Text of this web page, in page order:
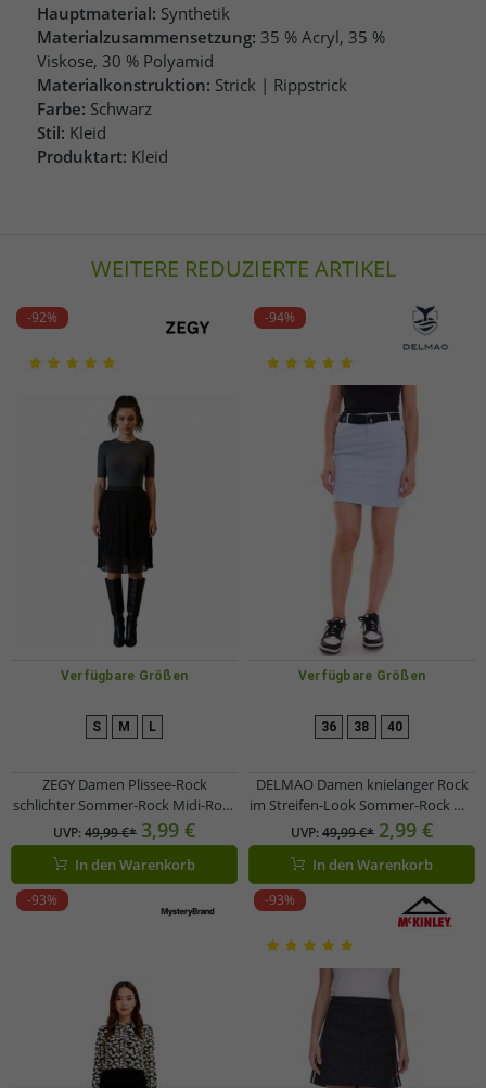
Hauptmaterial: Synthetik
Materialzusammensetzung: 35 % Acryl, 35 %
Viskose, 30 % Polyamid
Materialkonstruktion: Strick | Rippstrick
Farbe: Schwarz
Stil: Kleid
Produktart: Kleid
WEITERE REDUZIERTE ARTIKEL
-92%
Verfügbare Größen
S M L
ZEGY Damen Plissee-Rock
schlichter Sommer-Rock Midi-Rock
1052 Schwarz
UVP:49,99 €* 3,99 €
In den Warenkorb
-94%
Verfügbare Größen
36 38 40
DELMAO Damen knielanger Rock
im Streifen-Look Sommer-Rock mit
Gürtel 98653165 Blau/Weiß
UVP:49,99 €* 2,99 €
In den Warenkorb
-93% -93%